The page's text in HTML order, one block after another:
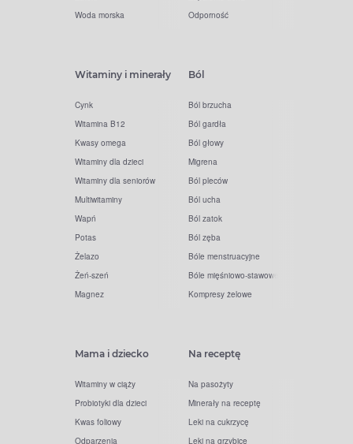
Woda morska
Odporność
Witaminy i minerały
Cynk
Witamina B12
Kwasy omega
Witaminy dla dzieci
Witaminy dla seniorów
Multiwitaminy
Wapń
Potas
Żelazo
Żeń-szeń
Magnez
Ból
Ból brzucha
Ból gardła
Ból głowy
Migrena
Ból pleców
Ból ucha
Ból zatok
Ból zęba
Bóle menstruacyjne
Bóle mięśniowo-stawowe
Kompresy żelowe
Mama i dziecko
Witaminy w ciąży
Probiotyki dla dzieci
Kwas foliowy
Odparzenia
Na receptę
Na pasożyty
Minerały na receptę
Leki na cukrzycę
Leki na grzybicę